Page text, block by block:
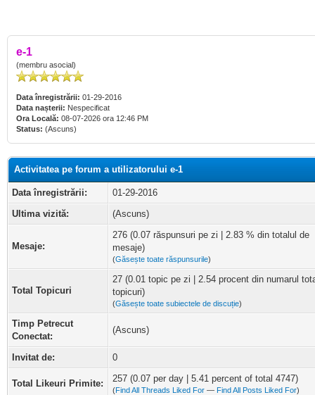
e-1
(membru asocial)
Data înregistrării: 01-29-2016
Data nașterii: Nespecificat
Ora Locală: 08-07-2026 ora 12:46 PM
Status: (Ascuns)
Activitatea pe forum a utilizatorului e-1
Data înregistrării:
01-29-2016
Ultima vizită:
(Ascuns)
Mesaje:
276 (0.07 răspunsuri pe zi | 2.83 % din totalul de
mesaje)
(Găsește toate răspunsurile)
Total Topicuri
27 (0.01 topic pe zi | 2.54 procent din numarul
topicuri)
(Găsește toate subiectele de discuție)
Timp Petrecut
Conectat:
(Ascuns)
Invitat de: 0
Total Likeuri Primite: 257 (0.07 per day | 5.41 percent of total 4747)
(Find All Threads Liked For — Find All Posts Liked For)